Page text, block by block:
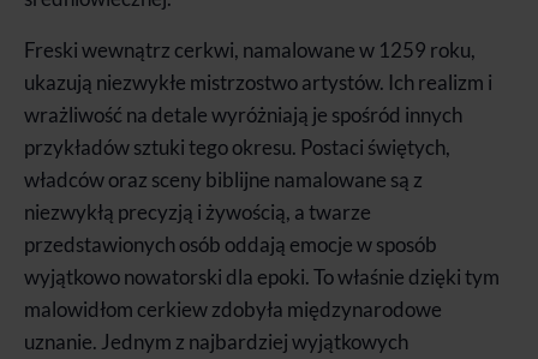
Freski wewnątrz cerkwi, namalowane w 1259 roku,
ukazują niezwykłe mistrzostwo artystów. Ich realizm i
wrażliwość na detale wyróżniają je spośród innych
przykładów sztuki tego okresu. Postaci świętych,
władców oraz sceny biblijne namalowane są z
niezwykłą precyzją i żywością, a twarze
przedstawionych osób oddają emocje w sposób
wyjątkowo nowatorski dla epoki. To właśnie dzięki tym
malowidłom cerkiew zdobyła międzynarodowe
uznanie. Jednym z najbardziej wyjątkowych